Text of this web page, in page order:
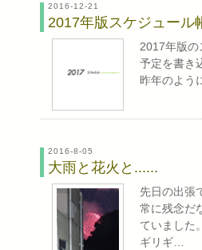
2016-12-21
2017年版スケジュール
2017年版
予定を書き
昨年のよう
2016-8-05
大雨と花火と......
先日の出張
常に残念だ
ていました
ギリギ…